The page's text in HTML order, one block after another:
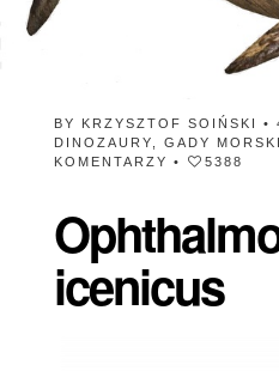
BY KRZYSZTOF SOIŃSKI
•
DINOZAURY
GADY
KOMENTARZY • 5388
icenicus